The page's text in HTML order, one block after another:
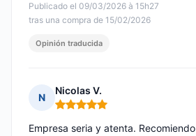
Publicado el 09/03/2026 à 15h27
tras una compra de 15/02/2026
Opinión traducida
N
Nicolas V.
Nota: 5 de 5
Empresa seria y atenta. Recomiendo